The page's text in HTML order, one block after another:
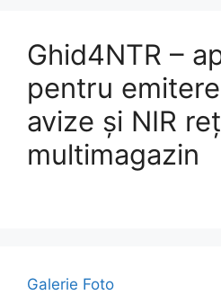
Ghid4NTR –
pentru
avize și NIR
multimagazin
Galerie Foto